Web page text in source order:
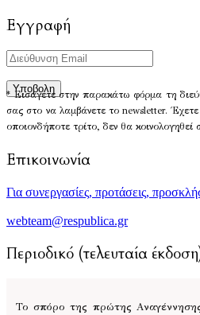
Εγγραφή
* Εισάγετε στην παρακάτω φόρμα τη
σας στο να λαμβάνετε το newsletter.
οποιονδήποτε τρίτο, δεν θα
Επικοινωνία
Για συνεργασίες, προτάσεις,
webteam@respublica.gr
Περιοδικό (τελευταία
Το σπόρο της πρώτης